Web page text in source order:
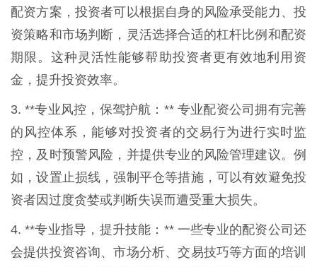
配资方案，投资者可以根据自身的风险承受能力、投
资策略和市场判断，灵活选择合适的杠杆比例和配资
期限。这种灵活性能够帮助投资者更有效地利用资
金，提升投资效率。
3. **专业风控，保驾护航：** 专业配资公司拥有完善
的风控体系，能够对投资者的交易行为进行实时监
控，及时预警风险，并提供专业的风险管理建议。例
如，设置止损线，强制平仓等措施，可以有效避免投
资者因过度贪婪或判断失误而遭受重大损失。
4. **专业指导，提升技能：** 一些专业的配资公司还
会提供投资咨询、市场分析、交易技巧等方面的培训